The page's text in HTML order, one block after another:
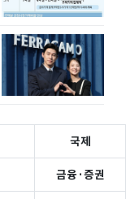
국제
금융·증권